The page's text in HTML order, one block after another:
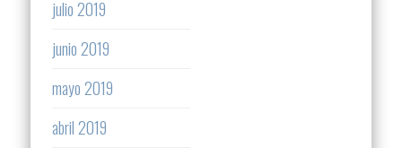
julio 2019
junio 2019
mayo 2019
abril 2019